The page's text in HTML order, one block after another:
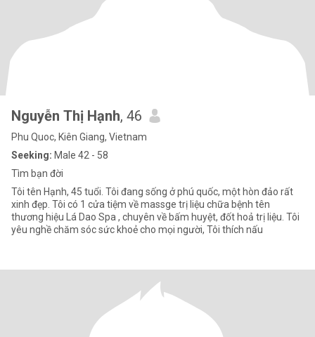
Nguyễn Thị Hạnh, 46
Phu Quoc, Kiên Giang, Vietnam
Seeking: Male 42 - 58
Tìm bạn đời
Tôi tên Hạnh, 45 tuổi. Tôi đang sống ở phú quốc, một hòn đảo rất
xinh đẹp. Tôi có 1 cửa tiệm về massge trị liệu chữa bệnh tên
thương hiệu Lá Dao Spa , chuyên về bấm huyệt, đốt hoả trị liệu. Tôi
yêu nghề chăm sóc sức khoẻ cho mọi người, Tôi thích nấu